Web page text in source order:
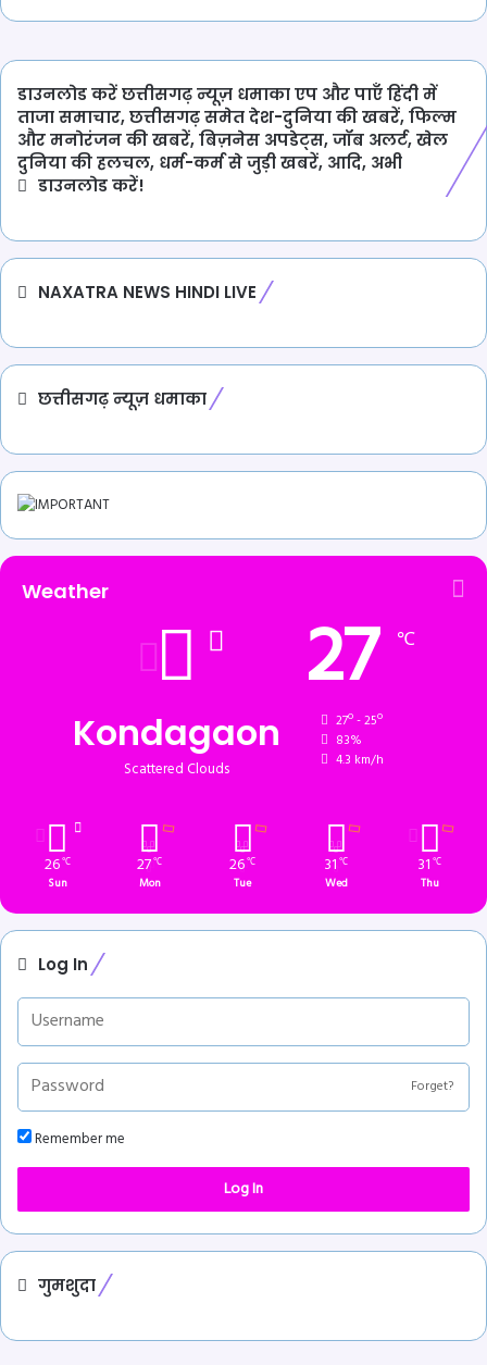
डाउनलोड करें छत्तीसगढ़ न्यूज़ धमाका एप और पाएँ हिंदी में
ताजा समाचार, छत्तीसगढ़ समेत देश-दुनिया की खबरें, फिल्म
और मनोरंजन की खबरें, बिज़नेस अपडेट्स, जॉब अलर्ट, खेल
दुनिया की हलचल, धर्म-कर्म से जुड़ी खबरें, आदि, अभी
डाउनलोड करें!
NAXATRA NEWS HINDI LIVE
छत्तीसगढ़ न्यूज़ धमाका
Weather
Kondagaon
Scattered Clouds
27 ℃
27º - 25º
83%
4.3 km/h
26 ℃
Sun
27℃
Mon
26℃
Tue
31 ℃
Wed
31 ℃
Thu
Log In
Forget?
Remember me
Log In
गुमशुदा